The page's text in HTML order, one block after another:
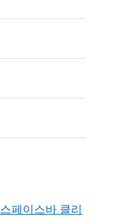
스페이스바 클리